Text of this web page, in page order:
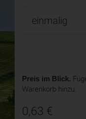
Preis im Blick.
Warenkorb hinzu.
0,63 €